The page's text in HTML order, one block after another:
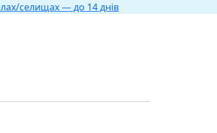
селищах — до 14 днів